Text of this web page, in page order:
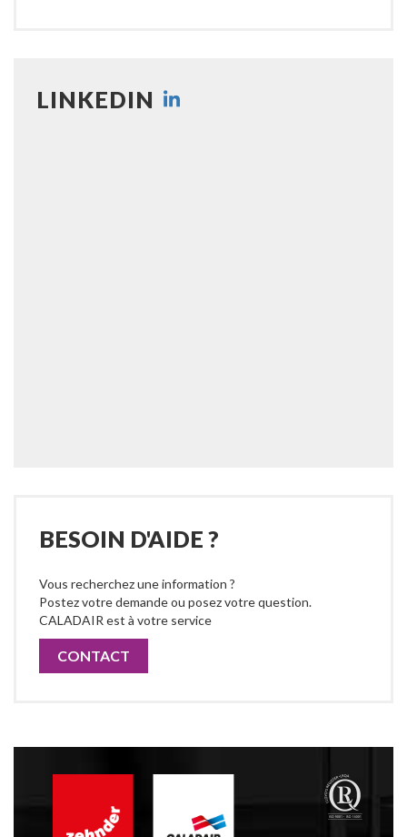
LINKEDIN
BESOIN D'AIDE ?
Vous recherchez une information ?
Postez votre demande ou posez votre question.
CALADAIR est à votre service
CONTACT